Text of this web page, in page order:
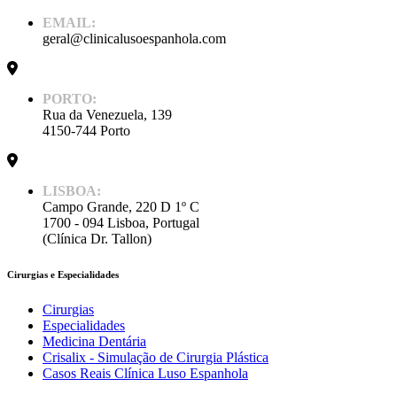
EMAIL:
geral@clinicalusoespanhola.com
PORTO:
Rua da Venezuela, 139
4150-744 Porto
LISBOA:
Campo Grande, 220 D 1º C
1700 - 094 Lisboa, Portugal
(Clínica Dr. Tallon)
Cirurgias e Especialidades
Cirurgias
Especialidades
Medicina Dentária
Crisalix - Simulação de Cirurgia Plástica
Casos Reais Clínica Luso Espanhola